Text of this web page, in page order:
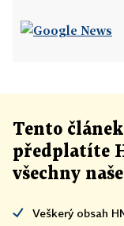
Tento článek
předplatíte
všechny
Veškerý obsah